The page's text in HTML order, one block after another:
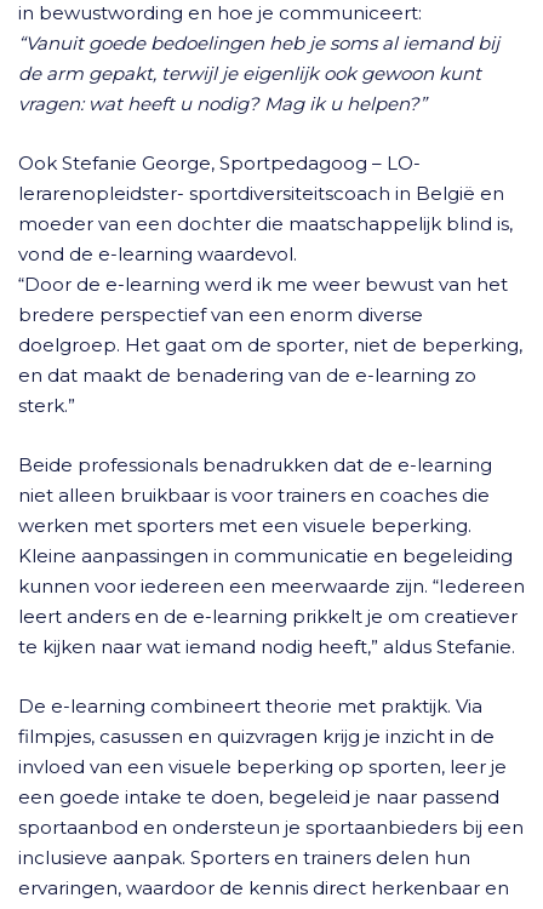
in bewustwording en hoe je communiceert:
“Vanuit goede bedoelingen heb je soms al iemand bij
de arm gepakt, terwijl je eigenlijk ook gewoon kunt
vragen: wat heeft u nodig? Mag ik u helpen?”
Ook Stefanie George, Sportpedagoog – LO-
lerarenopleidster- sportdiversiteitscoach in België en
moeder van een dochter die maatschappelijk blind is,
vond de e-learning waardevol.
“Door de e-learning werd ik me weer bewust van het
bredere perspectief van een enorm diverse
doelgroep. Het gaat om de sporter, niet de beperking,
en dat maakt de benadering van de e-learning zo
sterk.”
Beide professionals benadrukken dat de e-learning
niet alleen bruikbaar is voor trainers en coaches die
werken met sporters met een visuele beperking.
Kleine aanpassingen in communicatie en begeleiding
kunnen voor iedereen een meerwaarde zijn. “Iedereen
leert anders en de e-learning prikkelt je om creatiever
te kijken naar wat iemand nodig heeft,” aldus Stefanie.
De e-learning combineert theorie met praktijk. Via
filmpjes, casussen en quizvragen krijg je inzicht in de
invloed van een visuele beperking op sporten, leer je
een goede intake te doen, begeleid je naar passend
sportaanbod en ondersteun je sportaanbieders bij een
inclusieve aanpak. Sporters en trainers delen hun
ervaringen, waardoor de kennis direct herkenbaar en